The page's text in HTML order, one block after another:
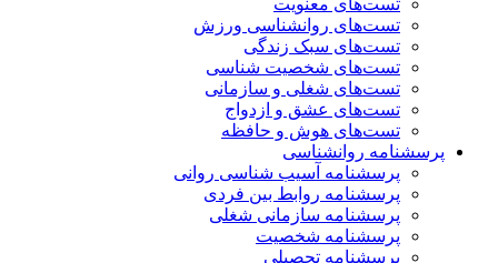
تست‌های روانشناسی ورزش
تست‌های سبک زندگی
تست‌های شخصیت شناسی
تست‌های شغلی و سازمانی
تست‌های عشق و ازدواج
تست‌های هوش و حافظه
پرسشنامه روانشناسی
پرسشنامه آسیب شناسی روانی
پرسشنامه روابط بین فردی
پرسشنامه سازمانی شغلی
پرسشنامه شخصیت
پرسشنامه تحصیلی